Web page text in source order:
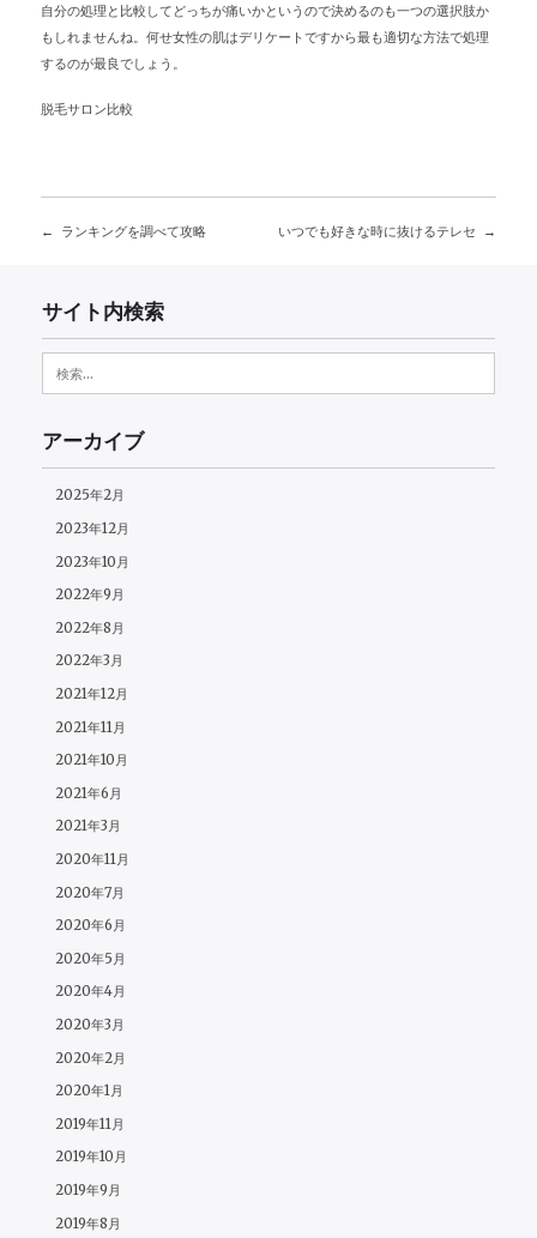
自分の処理と比較してどっちが痛いかというので決めるのも一つの選択肢か
もしれませんね。何せ女性の肌はデリケートですから最も適切な方法で処理
するのが最良でしょう。
脱毛サロン比較
投
ナ
ビ
ゲ
ー
シ
ョ
ランキングを調べて攻略 いつでも好きな時に抜けるテレセ
サイト内検索
索:
アーカイブ
2025年2月
2023年12月
2023年10月
2022年9月
2022年8月
2022年3月
2021年12月
2021年11月
2021年10月
2021年6月
2021年3月
2020年11月
2020年7月
2020年6月
2020年5月
2020年4月
2020年3月
2020年2月
2020年1月
2019年11月
2019年10月
2019年9月
2019年8月